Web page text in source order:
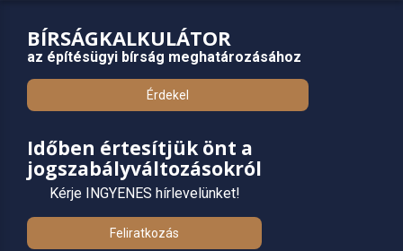
BÍRSÁGKALKULÁTOR
az építésügyi bírság meghatározásához
Érdekel
Időben értesítjük önt a
jogszabályváltozásokról
Kérje INGYENES hírlevelünket!
Feliratkozás